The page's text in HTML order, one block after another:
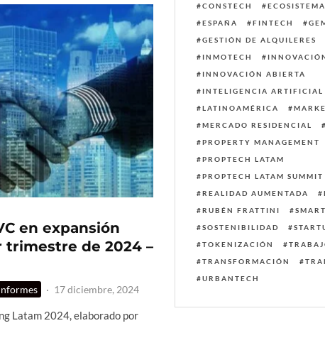
en expansión
trimestre de 2024 –
· 17 diciembre, 2024
Latam 2024, elaborado por
CONSTECH
ECOSISTEMA
ESPAÑA
FINTECH
GESTIÓN DE ALQUILERES
INMOTECH
INNOVACIÓN ABIERTA
INTELIGENCIA ARTIFICIAL
LATINOAMÉRICA
MERCADO RESIDENCIAL
PROPERTY MANAGEMENT
PROPTECH LATAM
PROPTECH LATAM SUMMIT
REALIDAD AUMENTADA
RUBÉN FRATTINI
SOSTENIBILIDAD
TOKENIZACIÓN
TRANSFORMACIÓN
URBANTECH